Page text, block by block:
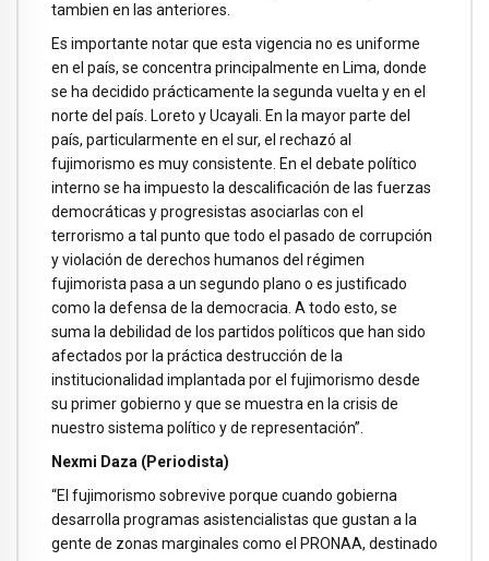
tambien en las anteriores.
Es importante notar que esta vigencia no es uniforme
en el país, se concentra principalmente en Lima, donde
se ha decidido prácticamente la segunda vuelta y en el
norte del país. Loreto y Ucayali. En la mayor parte del
país, particularmente en el sur, el rechazó al
fujimorismo es muy consistente. En el debate político
interno se ha impuesto la descalificación de las fuerzas
democráticas y progresistas asociarlas con el
terrorismo a tal punto que todo el pasado de corrupción
y violación de derechos humanos del régimen
fujimorista pasa a un segundo plano o es justificado
como la defensa de la democracia. A todo esto, se
suma la debilidad de los partidos políticos que han sido
afectados por la práctica destrucción de la
institucionalidad implantada por el fujimorismo desde
su primer gobierno y que se muestra en la crisis de
nuestro sistema político y de representación”.
Nexmi Daza (Periodista)
“El fujimorismo sobrevive porque cuando gobierna
desarrolla programas asistencialistas que gustan a la
gente de zonas marginales como el PRONAA, destinado